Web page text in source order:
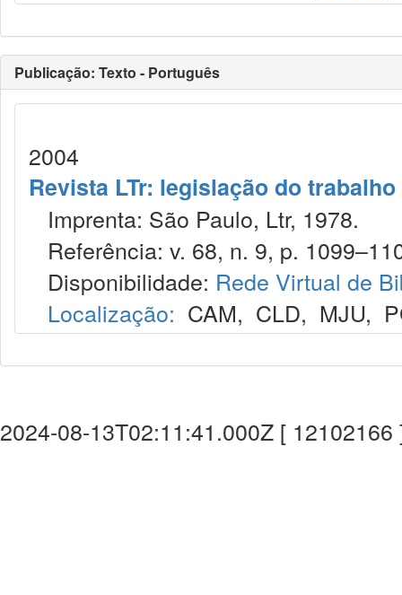
Publicação: Texto - Português
2004
Revista LTr: legislação do trabalho
Imprenta: São Paulo, Ltr, 1978.
Referência: v. 68, n. 9, p.
Disponibilidade: Rede Virtual de
Localização: CAM, CLD, MJU,
2024-08-13T02:11:41.000Z [ 12102166